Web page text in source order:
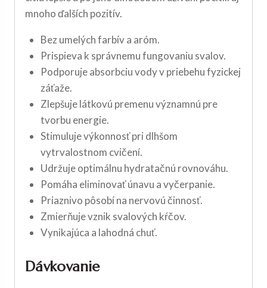
mnoho ďalších pozitív.
Bez umelých farbív a aróm.
Prispieva k správnemu fungovaniu svalov.
Podporuje absorbciu vody v priebehu fyzickej
záťaže.
Zlepšuje látkovú premenu významnú pre
tvorbu energie.
Stimuluje výkonnosť pri dlhšom
vytrvalostnom cvičení.
Udržuje optimálnu hydratačnú rovnováhu.
Pomáha eliminovať únavu a vyčerpanie.
Priaznivo pôsobí na nervovú činnosť.
Zmierňuje vznik svalových kŕčov.
Vynikajúca a lahodná chuť.
Dávkovanie